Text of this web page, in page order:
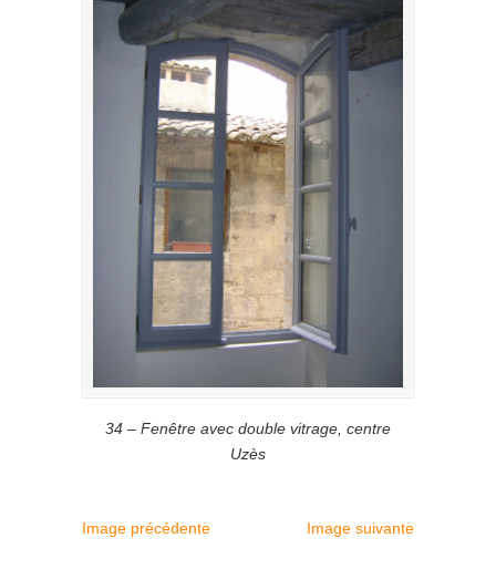
34 – Fenêtre avec double vitrage, centre
Uzès
Image précédente Image suivante